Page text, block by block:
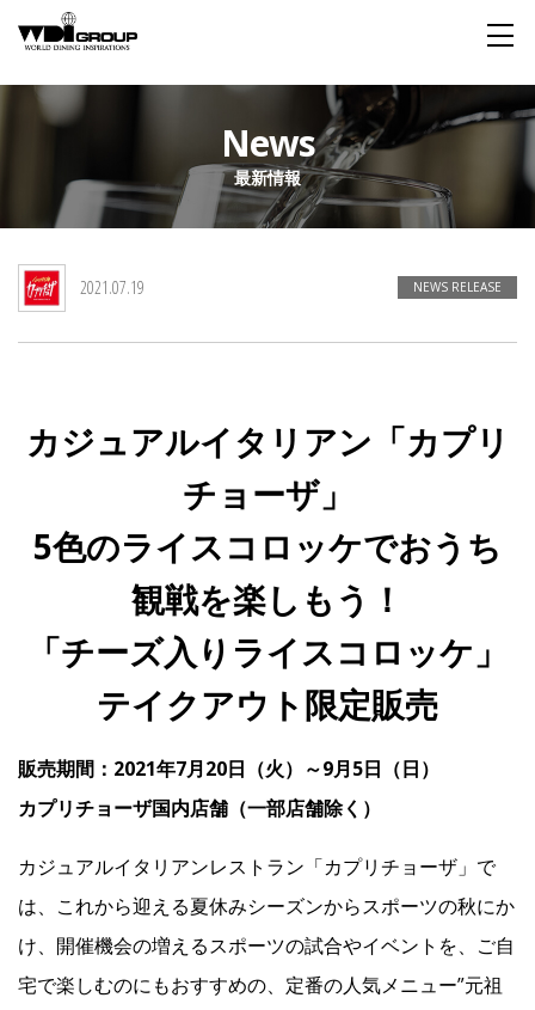
About WDI
WDI STANDARD
私たちが大切にするもの 舞台は世界
Social Responsibility Sustainability
Restaurant
Wedding
IR
投資家の皆様へ 事業概要 コーポレート・ガバナンス
よくあるご質問 IRお問い合わせ 免責事項
Franchise
Recruit
News
最新情報
2021.07.19 NEWS RELEASE
カジュアルイタリアン「カプリ
チョーザ」
5色のライスコロッケでおうち
観戦を楽しもう！
「チーズ入りライスコロッケ」
テイクアウト限定販売
販売期間：2021年7月20日（火）～9月5日（日）
カプリチョーザ国内店舗（一部店舗除く）
カジュアルイタリアンレストラン「カプリチョーザ」で
は、これから迎える夏休みシーズンからスポーツの秋にか
け、開催機会の増えるスポーツの試合やイベントを、ご自
宅で楽しむのにもおすすめの、定番の人気メニュー”元祖